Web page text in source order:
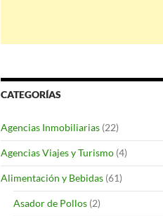
CATEGORÍAS
Agencias Inmobiliarias (22)
Agencias Viajes y Turismo (4)
Alimentación y Bebidas (61)
Asador de Pollos (2)